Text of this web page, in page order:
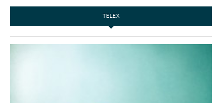
TELEX